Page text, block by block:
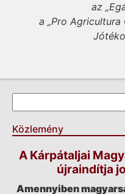
az
a „Pro
Keresés űrlap
Keresés
Közlemény
A Kárpátaljai
újraindítja
Amennyiben